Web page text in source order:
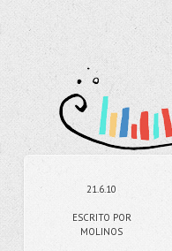
21.6.10
ESCRITO POR
MOLINOS